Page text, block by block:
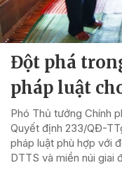
Đột phá
pháp luật
Phó Thủ tướng Chính
Quyết định 233/QĐ-
pháp luật phù hợp với
DTTS và miền núi giai